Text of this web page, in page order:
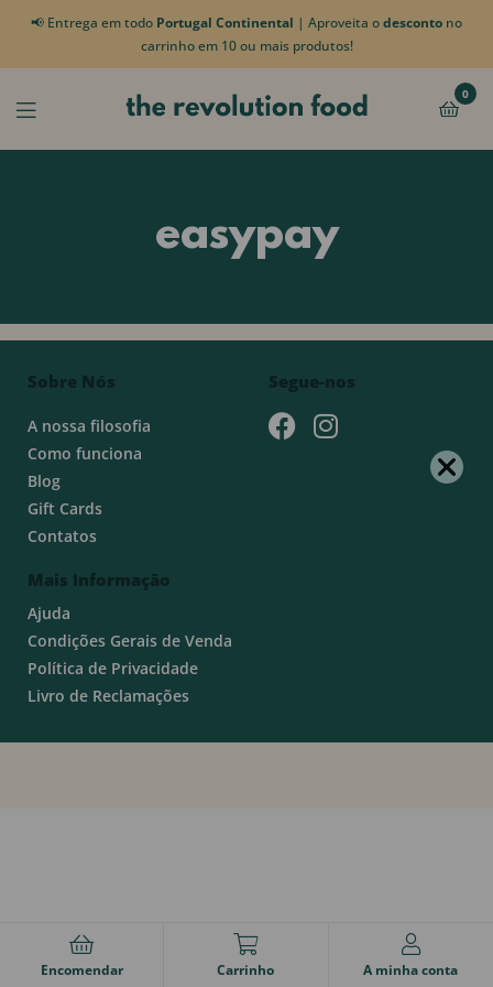
📢 Entrega em todo Portugal Continental | Aproveita odesconto no
carrinho em 10 ou mais produtos!
0
easypay
Sobre Nós
A nossa filosofia
Como funciona
Blog
Gift Cards
Contatos
Mais Informação
Ajuda
Condições Gerais de Venda
Política de Privacidade
Livro de Reclamações
Segue-nos
Encomendar Carrinho A minha conta